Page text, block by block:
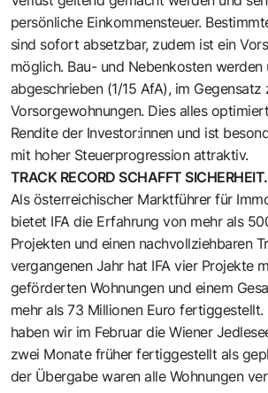
persönliche Einkommensteuer.
sind sofort absetzbar, zudem ist ein
möglich. Bau- und Nebenkosten werden
abgeschrieben (1/15 AfA), im
Vorsorgewohnungen. Dies alles
Rendite der Investor:innen und ist
mit hoher Steuerprogression attraktiv.
TRACK RECORD SCHAFFT SICHERHEIT.
Als österreichischer Marktführer für
bietet IFA die Erfahrung von mehr als
Projekten und einen nachvollziehbaren
vergangenen Jahr hat IFA vier Projekte
geförderten Wohnungen und einem
mehr als 73 Millionen Euro ­fertiggestellt.
haben wir im Februar die Wiener
zwei Monate früher fertiggestellt als
der Übergabe waren alle Wohnungen